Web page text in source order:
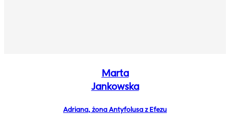
Marta
Jankowska
Adriana, żona Antyfolusa z Efezu